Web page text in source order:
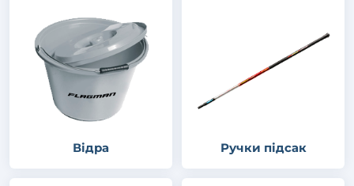
Відра Ручки підсак